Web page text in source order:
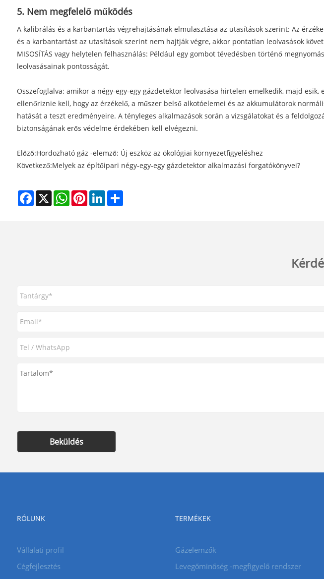
5. Nem megfelelő működés
A kalibrálás és a karbantartás végrehajtásának elmulasztása az utasítások szerint: Az
és a karbantartást az utasítások szerint nem hajtják végre, akkor pontatlan leolvasások
MISOSÍTÁS vagy helytelen felhasználás: Például egy gombot tévedésben történő
leolvasásainak pontosságát.
Összefoglalva: amikor a négy-egy-egy gázdetektor leolvasása hirtelen emelkedik, majd
ellenőriznie kell, hogy az érzékelő, a műszer belső alkotóelemei és az akkumulátorok
hatását a teszt eredményeire. A tényleges alkalmazások során a vizsgálatokat és a
biztonságának erős védelme érdekében kell elvégezni.
Előző:Hordozható gáz -elemző: Új eszköz az ökológiai környezetfigyeléshez
Következő:Melyek az építőipari négy-egy-egy gázdetektor alkalmazási forgatókönyvei?
Facebook
X WhatsAppPinterestLinkedInShare
Beküldés
RÓLUNK
Vállalati profil
Cégfejlesztés
TERMÉKEK
Gázelemzők
Levegőminőség -megfigyelő rendszer